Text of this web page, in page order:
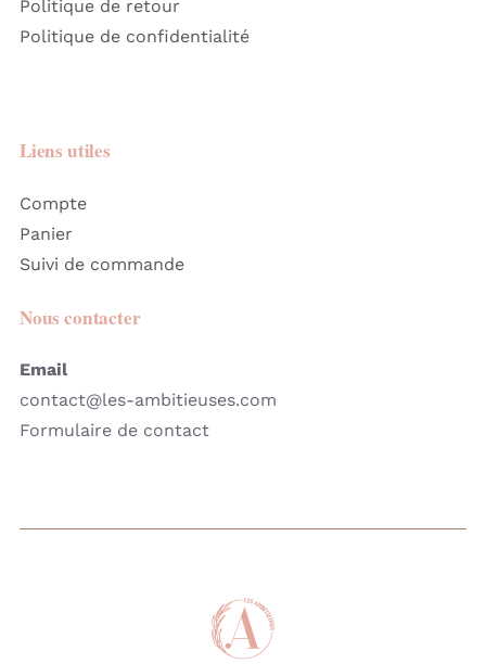
Politique de retour
Politique de confidentialité
Liens utiles
Compte
Panier
Suivi de commande
Nous contacter
Email
contact@les-ambitieuses.com
Formulaire de contact